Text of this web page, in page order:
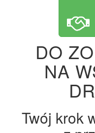
DO
NA
Twój krok